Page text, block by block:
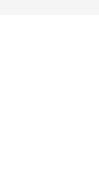
ください。
ンテンツや広告の表示、ソー